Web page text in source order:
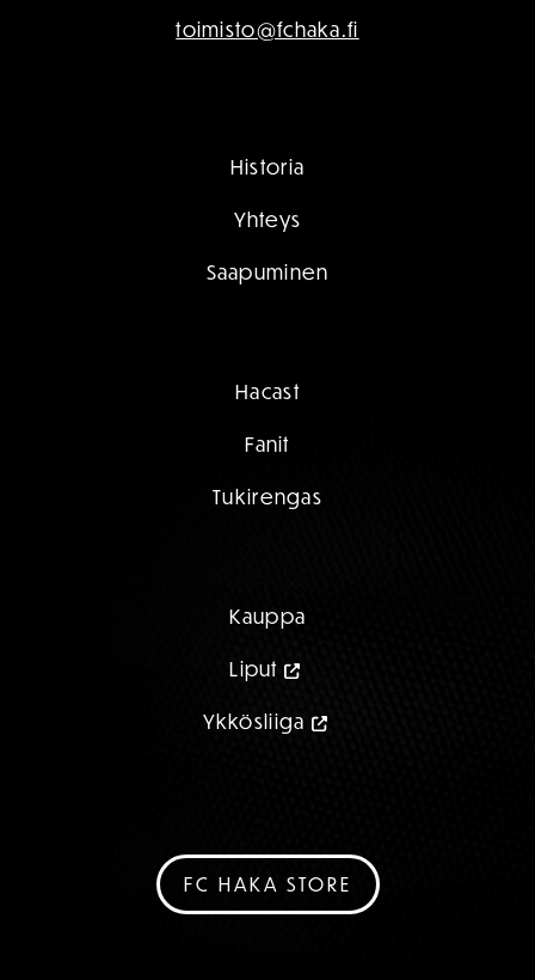
toimisto@fchaka.fi
Historia
Yhteys
Saapuminen
Hacast
Fanit
Tukirengas
Kauppa
Liput
Ykkösliiga
FC HAKA STORE